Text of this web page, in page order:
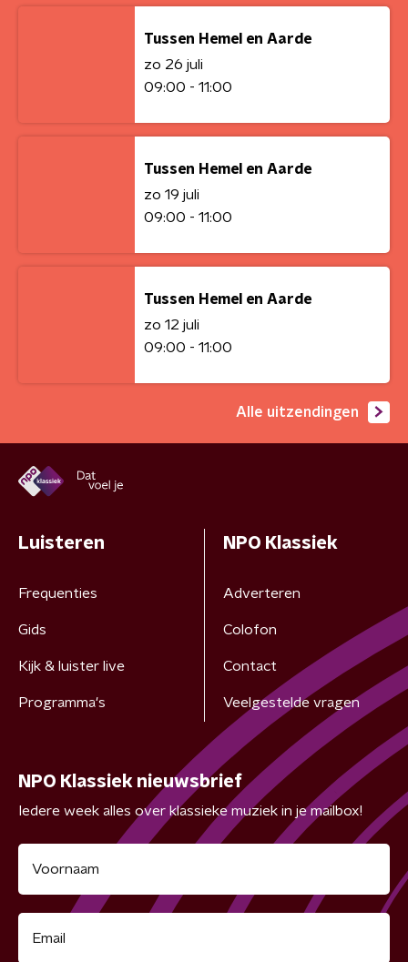
Tussen Hemel en Aarde
zo 26 juli
09:00 - 11:00
Tussen Hemel en Aarde
zo 19 juli
09:00 - 11:00
Tussen Hemel en Aarde
zo 12 juli
09:00 - 11:00
Alle uitzendingen
Luisteren
Frequenties
Gids
Kijk & luister live
Programma's
NPO Klassiek
Adverteren
Colofon
Contact
Veelgestelde vragen
NPO Klassiek nieuwsbrief
Iedere week alles over klassieke muziek in je mailbox!